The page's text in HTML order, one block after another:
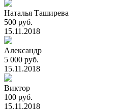
Наталья Таширева
500 руб.
15.11.2018
Александр
5 000 руб.
15.11.2018
Виктор
100 руб.
15.11.2018